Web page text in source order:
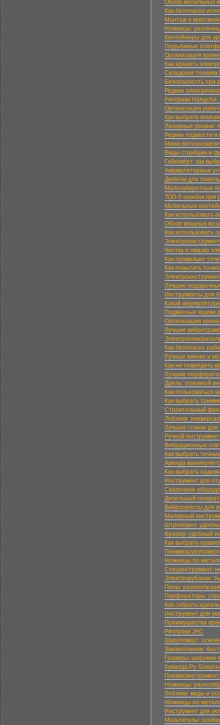
Обзор мобильных
Как безопасно
Монтаж и
Ножницы:
Контейнеры для
Подъёмные
Организация
Как хранить
Складская
Безопасность при
Редкие
Ричтраки
Организация
Как выбрать
Лазерные уровни:
Редкие подмости
Мини-
Виды струбцин и
Гайковёрт: как
Аккумуляторные
Дюбели для
Малогабаритные
ТОП-5 ошибок при
Мобильные
Как использовать
Обзор мощных
Как использовать
Чистка и смазка
Как правильно
Как повысить
Лучшие
Инструменты для
Какой
Подвесные ящики
Организация
Лучшие
Как безопасно
Ручные киянки и
Как не повредить
Лучшие
Дрель: основной
Как пользоваться
Как выбрать
Строительный
Лобзики:
Лучшие станки для
Ручной
Вибрационные
Как выбрать
Аренда
Как выбрать
Инструмент для
Сварочное
Дизельный
Вибропрессы для
Малярный
Штроборез:
Фрезер: удобный
Как выбрать
Ножницы по
Специнструмент:
Электрорубанки:
Пилы:
Перфораторы:
Как собрать
Инструмент для
Преимущества
Ричтраки JAC
Шуруповерт:
Заклепочники:
Граверы: широкие
Кувалда.Ру:
Ножницы:
Лобзики: виды и
Ножницы по
Инструмент для
Мальтитулы: